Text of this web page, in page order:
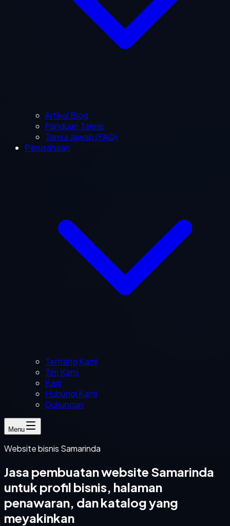
Artikel Blog
Panduan Teknis
Tanya Jawab (FAQ)
Perusahaan
Tentang Kami
Tim Kami
Karir
Hubungi Kami
Dukungan
Menu
Website bisnis Samarinda
Jasa pembuatan website Samarinda
untuk profil bisnis, halaman
penawaran, dan katalog yang
meyakinkan